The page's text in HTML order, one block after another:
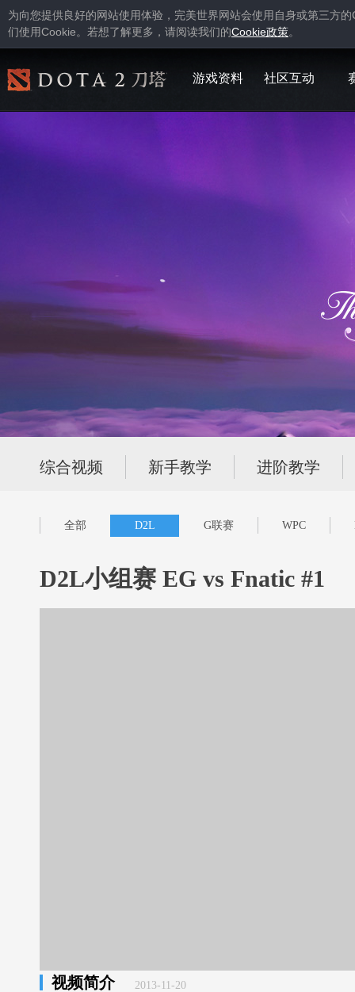
为向您提供良好的网站使用体验，完美世界网站会使用自身或第三方的
们使用Cookie。若想了解更多，请阅读我们的Cookie政策。
游戏资料 社区互动
综合视频 新手教学 进阶教学
全部 D2L G联赛 WPC
D2L小组赛 EG vs Fnatic #1
视频简介 2013-11-20